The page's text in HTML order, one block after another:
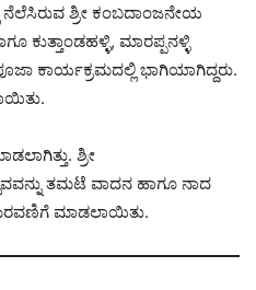
ಶ್ರೀ ಕಂಬದಾಂಜನೇಯ
ಕುತ್ತಾಂಡಹಳ್ಳಿ, ಮಾರಪ್ಪನಳ್ಳಿ
ಕಾರ್ಯಕ್ರಮದಲ್ಲಿ ಭಾಗಿಯಾಗಿದ್ದರು.
ಶ್ರೀ
ತಮಟೆ ವಾದನ ಹಾಗೂ ನಾದ
ಮಾಡಲಾಯಿತು.